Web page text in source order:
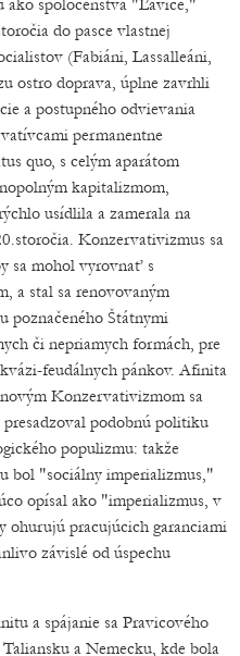
ako spoločenstva "Ľavice,"
do pasce vlastnej
(Fabiáni, Lassalleáni,
ostro doprava, úplne zavrhli
a postupného odvievania
permanentne
quo, s celým aparátom
kapitalizmom,
usídlila a zamerala na
Konzervativizmus sa
sa mohol vyrovnať s
a stal sa renovovaným
poznačeného Štátnymi
či nepriamych formách, pre
feudálnych pánkov. Afinita
Konzervativizmom sa
podobnú politiku
populizmu: takže
bol "sociálny imperializmus,"
opísal ako "imperializmus, v
ohurujú pracujúcich garanciami
závislé od úspechu
a spájanie sa Pravicového
a Nemecku, kde bola